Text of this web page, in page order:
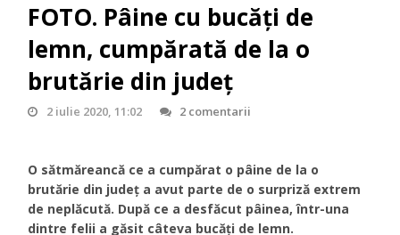
FOTO. Pâine cu bucăți de
lemn, cumpărată de la o
brutărie din județ
2 iulie 2020, 11:02 2 comentarii
O sătmăreancă ce a cumpărat o pâine de la o
brutărie din județ a avut parte de o surpriză extrem
de neplăcută. După ce a desfăcut pâinea, într-una
dintre felii a găsit câteva bucăți de lemn.